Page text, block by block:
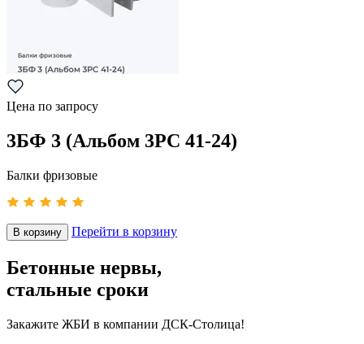
Цена по запросу
3БФ 3 (Альбом 3РС 41-24)
Балки фризовые
В корзину Перейти в корзину
Бетонные нервы,
стальные сроки
Закажите ЖБИ в компании ДСК-Столица!